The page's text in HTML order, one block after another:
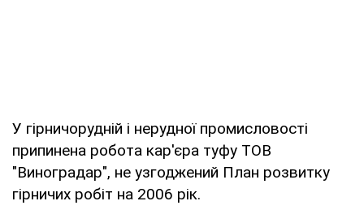
У гірничорудній і нерудної промисловості
припинена робота кар'єра туфу ТОВ
"Виноградар", не узгоджений План розвитку
гірничих робіт на 2006 рік.